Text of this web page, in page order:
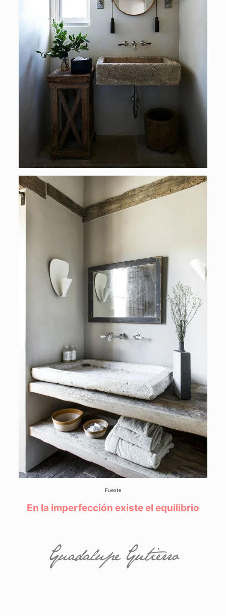
Fuente
En la imperfección existe el equilibrio